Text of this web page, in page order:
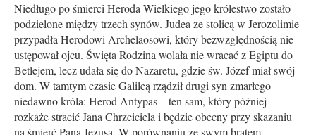
Niedługo po śmierci Heroda Wielkiego jego królestwo zostało
podzielone między trzech synów. Judea ze stolicą w Jerozolimie
przypadła Herodowi Archela­osowi, który bezwzględnością nie
ustępował ojcu. Święta Rodzina wolała nie wracać z Egiptu do
Betlejem, lecz udała się do Nazaretu, gdzie św. Józef miał swój
dom. W tamtym czasie Galileą rządził drugi syn zmarłego
niedawno króla: Herod Antypas – ten sam, który później
rozkaże stracić Jana Chrzciciela i będzie obecny przy skazaniu
na śmierć Pana Jezusa. W porównaniu ze swym bratem